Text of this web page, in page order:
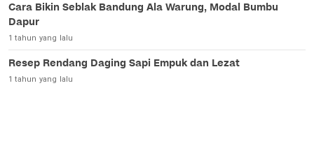
Cara Bikin Seblak Bandung Ala Warung, Modal Bumbu
Dapur
1 tahun yang lalu
Resep Rendang Daging Sapi Empuk dan Lezat
1 tahun yang lalu